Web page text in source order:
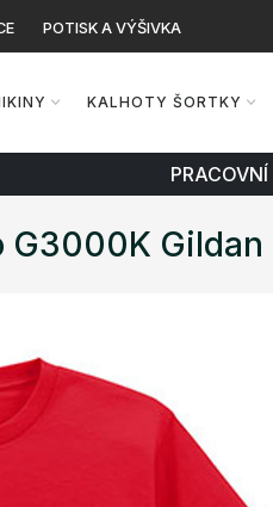
POTISK A VÝŠIVKA
KALHOTY ŠORTKY
G3000K Gildan